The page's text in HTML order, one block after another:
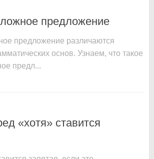
предложение
предложение различаются
основ. Узнаем, что такое
предл...
«хотя» ставится